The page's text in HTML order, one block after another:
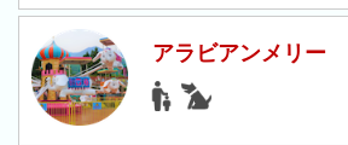
時
間
グ
ラ
こ
れ
ま
で
の
アラビアンメリー